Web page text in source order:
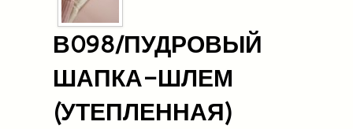
В098/ПУДРОВЫЙ
ШАПКА-ШЛЕМ
(УТЕПЛЕННАЯ)